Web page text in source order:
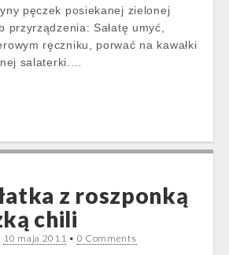
pęczek posiekanej zielonej
przyrządzenia: Sałatę umyć,
ręczniku, porwać na kawałki
salaterki.…
z roszponką
chili
10 maja 2011 • 0 Comments